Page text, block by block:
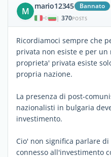
M mario12345 Bannato
| 370POSTS
Ricordiamoci sempre che
privata non esiste e per
proprieta' privata esiste
propria nazione.
La presenza di post-
nazionalisti in bulgaria
investimento.
Cio' non significa parlare
connesso all'investimento